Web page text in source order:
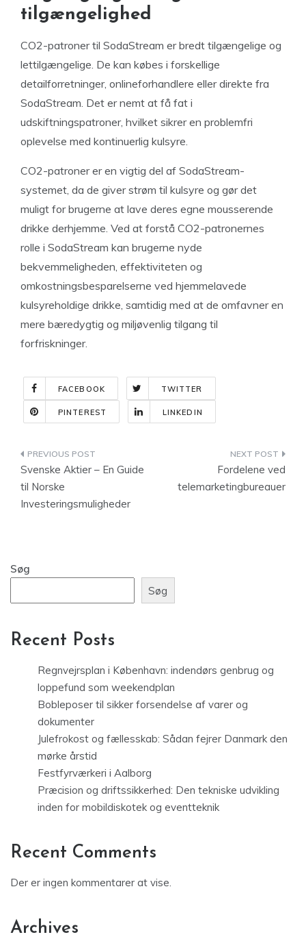
tilgængelighed
CO2-patroner til SodaStream er bredt tilgængelige og
lettilgængelige. De kan købes i forskellige
detailforretninger, onlineforhandlere eller direkte fra
SodaStream. Det er nemt at få fat i
udskiftningspatroner, hvilket sikrer en problemfri
oplevelse med kontinuerlig kulsyre.
CO2-patroner er en vigtig del af SodaStream-
systemet, da de giver strøm til kulsyre og gør det
muligt for brugerne at lave deres egne mousserende
drikke derhjemme. Ved at forstå CO2-patronernes
rolle i SodaStream kan brugerne nyde
bekvemmeligheden, effektiviteten og
omkostningsbesparelserne ved hjemmelavede
kulsyreholdige drikke, samtidig med at de omfavner en
mere bæredygtig og miljøvenlig tilgang til
forfriskninger.
FACEBOOK TWITTER
PINTEREST LINKEDIN
Indlægsnavigation
Svenske Aktier – En Guide
til Norske
Investeringsmuligheder
Fordelene ved
telemarketingbureauer
Søg
Søg
Recent Posts
Regnvejrsplan i København: indendørs genbrug og
loppefund som weekendplan
Bobleposer til sikker forsendelse af varer og
dokumenter
Julefrokost og fællesskab: Sådan fejrer Danmark den
mørke årstid
Festfyrværkeri i Aalborg
Præcision og driftssikkerhed: Den tekniske udvikling
inden for mobildiskotek og eventteknik
Recent Comments
Der er ingen kommentarer at vise.
Archives